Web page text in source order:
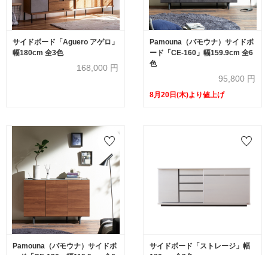
サイドボード「Aguero アゲロ」
幅180cm 全3色
168,000 円
Pamouna（パモウナ）サイドボ
ード「CE-160」幅159.9cm 全6
色
95,800 円
8月20日(木)より値上げ
Pamouna（パモウナ）サイドボ
サイドボード「ストレージ」幅